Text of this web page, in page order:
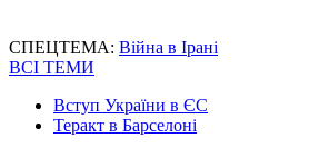
СПЕЦТЕМА: Війна в Ірані
ВСІ ТЕМИ
Вступ України в ЄС
Теракт в Барселоні